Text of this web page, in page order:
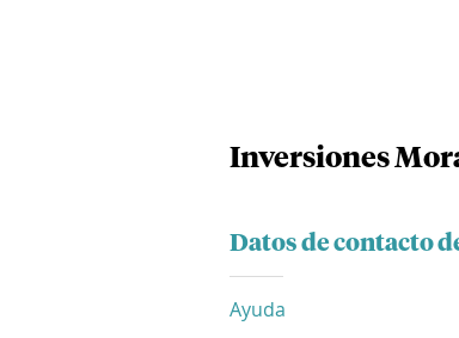
Inversiones
Datos de contacto
Ayuda